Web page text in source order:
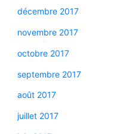
décembre 2017
novembre 2017
octobre 2017
septembre 2017
août 2017
juillet 2017